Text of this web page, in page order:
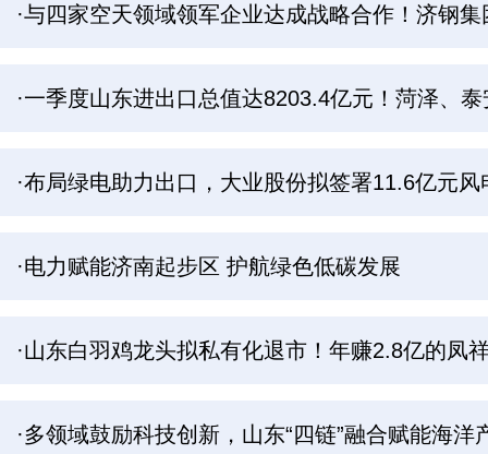
·与四家空天领域领军企业达成战略合作！济钢
·一季度山东进出口总值达8203.4亿元！菏泽、
·布局绿电助力出口，大业股份拟签署11.6亿元
·电力赋能济南起步区 护航绿色低碳发展
·山东白羽鸡龙头拟私有化退市！年赚2.8亿的凤
·多领域鼓励科技创新，山东“四链”融合赋能海洋